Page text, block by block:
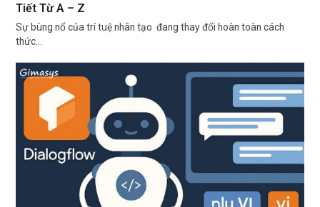
Tiết Từ A – Z
Sự bùng nổ của trí tuệ nhân tạo đang thay đổi hoàn toàn cách
thức…